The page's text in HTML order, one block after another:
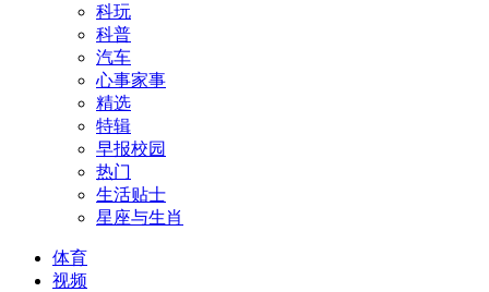
科玩
科普
汽车
心事家事
精选
特辑
早报校园
热门
生活贴士
星座与生肖
体育
视频